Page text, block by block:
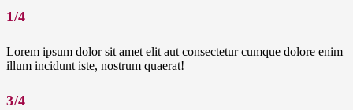
1/4
Lorem ipsum dolor sit amet elit aut consectetur cumque dolore enim
illum incidunt iste, nostrum quaerat!
3/4